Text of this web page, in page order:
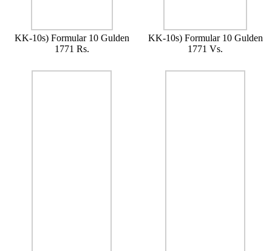
KK-10s) Formular 10 Gulden
1771 Rs.
KK-10s) Formular 10 Gulden
1771 Vs.